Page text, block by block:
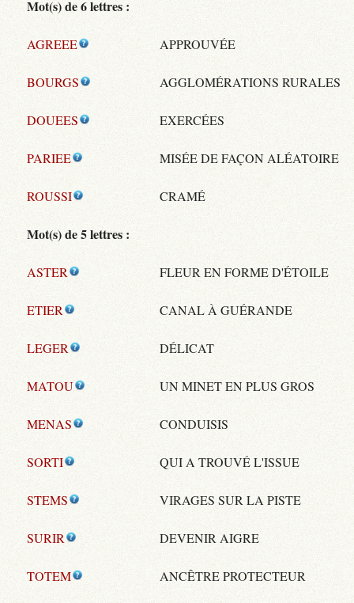
Mot(s) de 6 lettres :
AGREEE APPROUVÉE
BOURGS AGGLOMÉRATIONS RURALES
DOUEES EXERCÉES
PARIEE MISÉE DE FAÇON ALÉATOIRE
ROUSSI CRAMÉ
Mot(s) de 5 lettres :
ASTER FLEUR EN FORME D'ÉTOILE
ETIER CANAL À GUÉRANDE
LEGER DÉLICAT
MATOU UN MINET EN PLUS GROS
MENAS CONDUISIS
SORTI QUI A TROUVÉ L'ISSUE
STEMS VIRAGES SUR LA PISTE
SURIR DEVENIR AIGRE
TOTEM ANCÊTRE PROTECTEUR